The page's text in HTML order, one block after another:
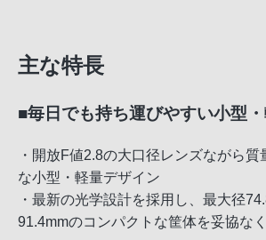
主な特長
■毎日でも持ち運びやすい小型
・開放F値2.8の大口径レンズながら
な小型・軽量デザイン
・最新の光学設計を採用し、最大径
91.4mmのコンパクトな筐体を妥協な